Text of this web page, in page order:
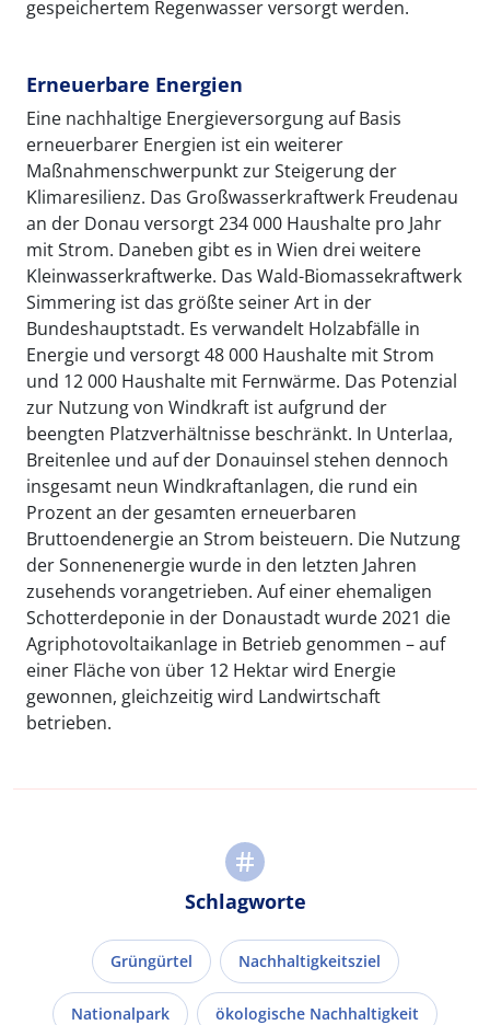
gespeichertem Regenwasser versorgt werden.
Erneuerbare Energien
Eine nachhaltige Energieversorgung auf Basis
erneuerbarer Energien ist ein weiterer
Maßnahmenschwerpunkt zur Steigerung der
Klimaresilienz. Das Großwasserkraftwerk Freudenau
an der Donau versorgt 234 000 Haushalte pro Jahr
mit Strom. Daneben gibt es in Wien drei weitere
Kleinwasserkraftwerke. Das Wald-Biomassekraftwerk
Simmering ist das größte seiner Art in der
Bundeshauptstadt. Es verwandelt Holzabfälle in
Energie und versorgt 48 000 Haushalte mit Strom
und 12 000 Haushalte mit Fernwärme. Das Potenzial
zur Nutzung von Windkraft ist aufgrund der
beengten Platzverhältnisse beschränkt. In Unterlaa,
Breitenlee und auf der Donauinsel stehen dennoch
insgesamt neun Windkraftanlagen, die rund ein
Prozent an der gesamten erneuerbaren
Bruttoendenergie an Strom beisteuern. Die Nutzung
der Sonnenenergie wurde in den letzten Jahren
zusehends vorangetrieben. Auf einer ehemaligen
Schotterdeponie in der Donaustadt wurde 2021 die
Agriphotovoltaikanlage in Betrieb genommen – auf
einer Fläche von über 12 Hektar wird Energie
gewonnen, gleichzeitig wird Landwirtschaft
betrieben.
Schlagworte
Grüngürtel Nachhaltigkeitsziel
Nationalpark ökologische Nachhaltigkeit